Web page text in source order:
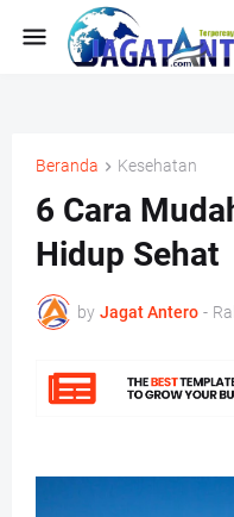
Beranda Kesehatan
6 Cara
Hidup Sehat
by Jagat Antero -